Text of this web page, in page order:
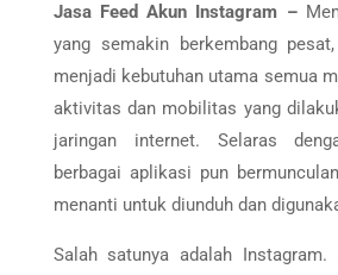
Jasa Feed Akun Instagram –
yang semakin berkembang
menjadi kebutuhan utama semua
aktivitas dan mobilitas yang
jaringan internet. Selaras
berbagai aplikasi pun
menanti untuk diunduh dan
Salah satunya adalah Instagram.